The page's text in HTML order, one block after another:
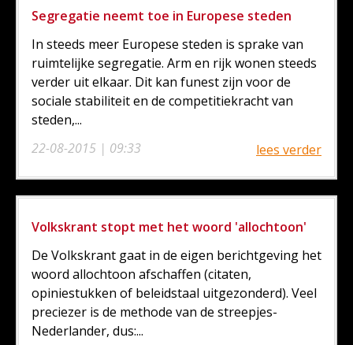
Segregatie neemt toe in Europese steden
22-08-2015 | 09:33
In steeds meer Europese steden is sprake van
ruimtelijke segregatie. Arm en rijk wonen steeds
verder uit elkaar. Dit kan funest zijn voor de
sociale stabiliteit en de competitiekracht van
steden,...
lees verder
Volkskrant stopt met het woord 'allochtoon'
De Volkskrant gaat in de eigen berichtgeving het
woord allochtoon afschaffen (citaten,
opiniestukken of beleidstaal uitgezonderd). Veel
preciezer is de methode van de streepjes-
Nederlander, dus:...